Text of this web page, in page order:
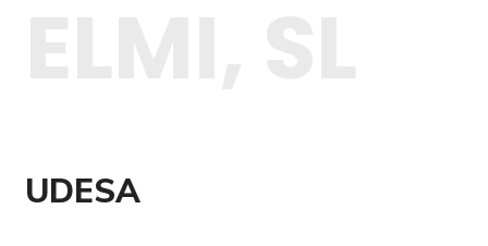
UDESA